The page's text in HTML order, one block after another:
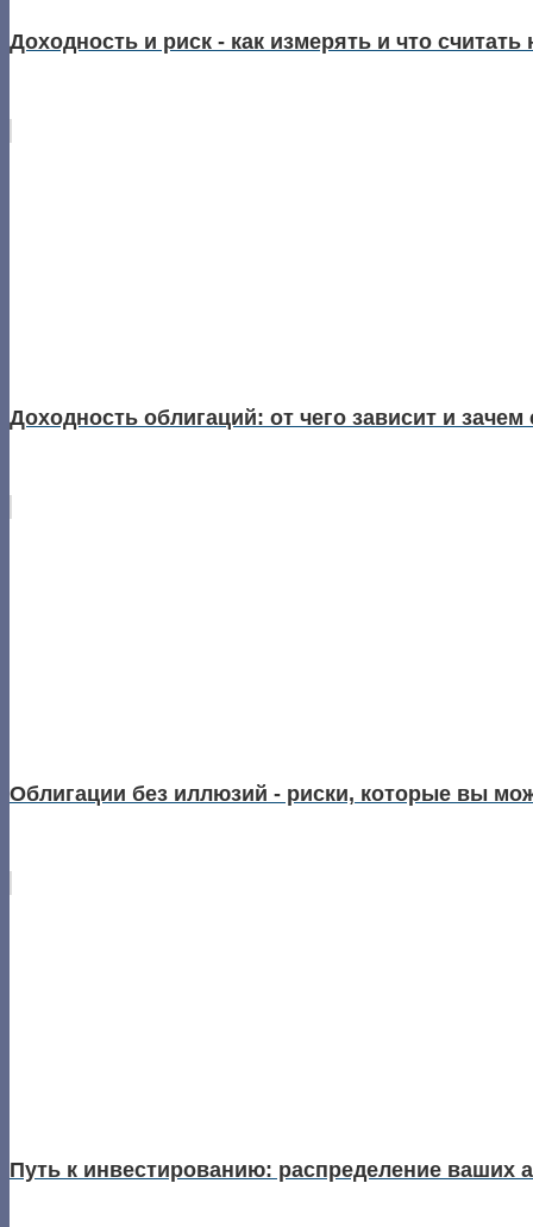
Доходность и риск - как измерять и что
Доходность облигаций: от чего зависит и
Облигации без иллюзий - риски, которые вы
Путь к инвестированию: распределение ваших